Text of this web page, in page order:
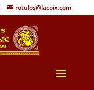
rotulos@lacoix.com